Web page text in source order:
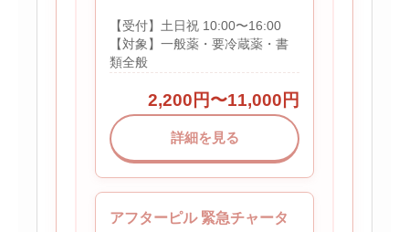
【受付】土日祝 10:00〜16:00
【対象】一般薬・要冷蔵薬・書
類全般
2,200円〜11,000円
詳細を見る
アフターピル 緊急チャータ